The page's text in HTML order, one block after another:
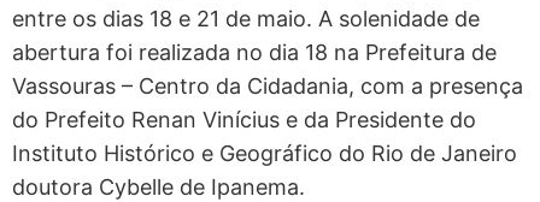
entre os dias 18 e 21 de maio. A solenidade de
abertura foi realizada no dia 18 na Prefeitura de
Vassouras – Centro da Cidadania, com a presença
do Prefeito Renan Vinícius e da Presidente do
Instituto Histórico e Geográfico do Rio de Janeiro
doutora Cybelle de Ipanema.